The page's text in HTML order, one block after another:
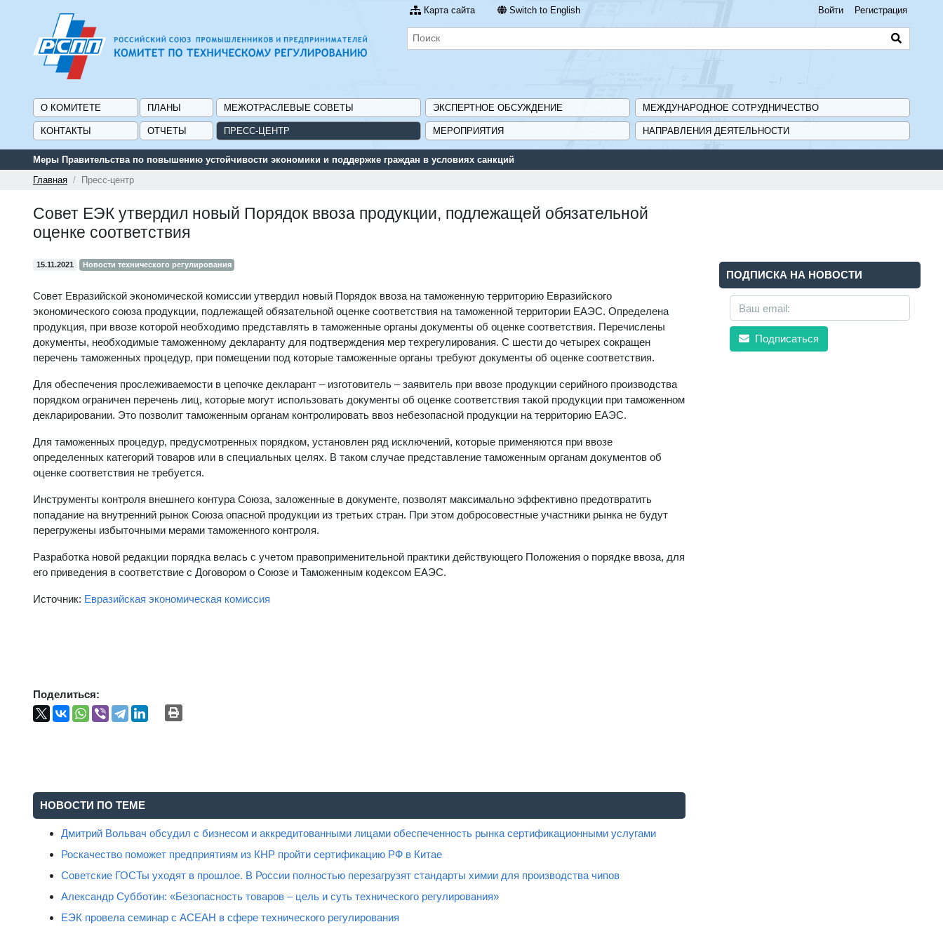
Карта сайта Switch to English Войти Регистрация
О КОМИТЕТЕ ПЛАНЫ МЕЖОТРАСЛЕВЫЕ СОВЕТЫ ЭКСПЕРТНОЕ ОБСУЖДЕНИЕ МЕЖДУНАРОДНОЕ СОТРУДНИЧЕСТВО
КОНТАКТЫ ОТЧЕТЫ ПРЕСС-ЦЕНТР МЕРОПРИЯТИЯ НАПРАВЛЕНИЯ ДЕЯТЕЛЬНОСТИ
Меры Правительства по повышению устойчивости экономики и поддержке граждан в условиях санкций
Главная
Пресс-центр
Совет ЕЭК утвердил новый Порядок ввоза продукции, подлежащей обязательной
оценке соответствия
15.11.2021 Новости технического регулирования
Совет Евразийской экономической комиссии утвердил новый Порядок ввоза на таможенную территорию Евразийского
экономического союза продукции, подлежащей обязательной оценке соответствия на таможенной территории ЕАЭС. Определена
продукция, при ввозе которой необходимо представлять в таможенные органы документы об оценке соответствия. Перечислены
документы, необходимые таможенному декларанту для подтверждения мер техрегулирования. С шести до четырех сокращен
перечень таможенных процедур, при помещении под которые таможенные органы требуют документы об оценке соответствия.
Для обеспечения прослеживаемости в цепочке декларант – изготовитель – заявитель при ввозе продукции серийного производства
порядком ограничен перечень лиц, которые могут использовать документы об оценке соответствия такой продукции при таможенном
декларировании. Это позволит таможенным органам контролировать ввоз небезопасной продукции на территорию ЕАЭС.
Для таможенных процедур, предусмотренных порядком, установлен ряд исключений, которые применяются при ввозе
определенных категорий товаров или в специальных целях. В таком случае представление таможенным органам документов об
оценке соответствия не требуется.
Инструменты контроля внешнего контура Союза, заложенные в документе, позволят максимально эффективно предотвратить
попадание на внутренний рынок Союза опасной продукции из третьих стран. При этом добросовестные участники рынка не будут
перегружены избыточными мерами таможенного контроля.
Разработка новой редакции порядка велась с учетом правоприменительной практики действующего Положения о порядке ввоза, для
его приведения в соответствие с Договором о Союзе и Таможенным кодексом ЕАЭС.
Источник: Евразийская экономическая комиссия
Поделиться:
НОВОСТИ ПО ТЕМЕ
Дмитрий Вольвач обсудил с бизнесом и аккредитованными лицами обеспеченность рынка сертификационными услугами
Роскачество поможет предприятиям из КНР пройти сертификацию РФ в Китае
Советские ГОСТы уходят в прошлое. В России полностью перезагрузят стандарты химии для производства чипов
Александр Субботин: «Безопасность товаров – цель и суть технического регулирования»
ЕЭК провела семинар с АСЕАН в сфере технического регулирования
ПОДПИСКА НА НОВОСТИ
Подписаться